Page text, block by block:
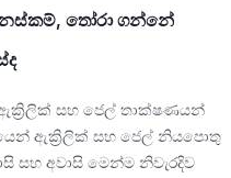
තෝරා ගන්නේ
සහ ජෙල් තාක්ෂණයන්
ඇක්‍රිලික් සහ ජෙල් නියපොතු
සහ අවාසි මෙන්ම නිවැරදිව